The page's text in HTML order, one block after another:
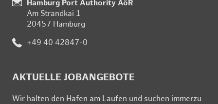
Stand­
ort:
Hamburg Port Authority AöR
Am Strand­kai 1
20457 Ham­burg
Te­
fon:
+49 40 42847-0
AK­TU­EL­LE JOB­AN­GE­BO­TE
Wir hal­ten den Ha­fen am Lau­fen und su­chen im­mer­zu